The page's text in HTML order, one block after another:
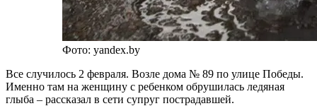
Фото: yandex.by
Все случилось 2 февраля. Возле дома № 89 по улице Победы.
Именно там на женщину с ребенком обрушилась ледяная
глыба – рассказал в сети супруг пострадавшей.